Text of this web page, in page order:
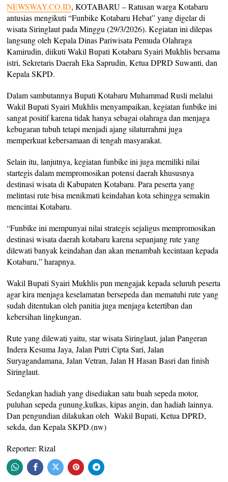
NEWSWAY.CO.ID, KOTABARU – Ratusan warga Kotabaru
antusias mengikuti “Funbike Kotabaru Hebat” yang digelar di
wisata Siringlaut pada Minggu (29/3/2026). Kegiatan ini dilepas
langsung oleh Kepala Dinas Pariwisata Pemuda Olahraga
Kamirudin, diikuti Wakil Bupati Kotabaru Syairi Mukhlis bersama
istri, Sekretaris Daerah Eka Saprudin, Ketua DPRD Suwanti, dan
Kepala SKPD.
Dalam sambutannya Bupati Kotabaru Muhammad Rusli melalui
Wakil Bupati Syairi Mukhlis menyampaikan, kegiatan funbike ini
sangat positif karena tidak hanya sebagai olahraga dan menjaga
kebugaran tubuh tetapi menjadi ajang silaturrahmi juga
memperkuat kebersamaan di tengah masyarakat.
Selain itu, lanjutnya, kegiatan funbike ini juga memiliki nilai
startegis dalam mempromosikan potensi daerah khususnya
destinasi wisata di Kabupaten Kotabaru. Para peserta yang
melintasi rute bisa menikmati keindahan kota sehingga semakin
mencintai Kotabaru.
“Funbike ini mempunyai nilai strategis sejaligus mempromosikan
destinasi wisata daerah kotabaru karena sepanjang rute yang
dilewati banyak keindahan dan akan menambah kecintaan kepada
Kotabaru,” harapnya.
Wakil Bupati Syairi Mukhlis pun mengajak kepada seluruh peserta
agar kira menjaga keselamatan bersepeda dan mematuhi rute yang
sudah ditentukan oleh panitia juga menjaga ketertiban dan
kebersihan lingkungan.
Rute yang dilewati yaitu, star wisata Siringlaut, jalan Pangeran
Indera Kesuma Jaya, Jalan Putri Cipta Sari, Jalan
Suryagandamana, Jalan Vetran, Jalan H Hasan Basri dan finish
Siringlaut.
Sedangkan hadiah yang disediakan satu buah sepeda motor,
puluhan sepeda gunung,kulkas, kipas angin, dan hadiah lainnya.
Dan pengundian dilakukan oleh Wakil Bupati, Ketua DPRD,
sekda, dan Kepala SKPD.(nw)
Reporter: Rizal